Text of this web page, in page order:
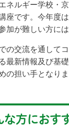
ネルギー学校・
座です。今年度
加が難しい方に
の交流を通して
最新情報及び基
の担い手となりま
な方におす